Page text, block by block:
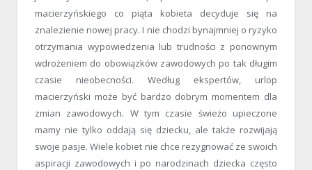
macierzyńskiego co piąta kobieta decyduje się na
znalezienie nowej pracy. I nie chodzi bynajmniej o ryzyko
otrzymania wypowiedzenia lub trudności z ponownym
wdrożeniem do obowiązków zawodowych po tak długim
czasie nieobecności. Według ekspertów, urlop
macierzyński może być bardzo dobrym momentem dla
zmian zawodowych. W tym czasie świeżo upieczone
mamy nie tylko oddają się dziecku, ale także rozwijają
swoje pasje. Wiele kobiet nie chce rezygnować ze swoich
aspiracji zawodowych i po narodzinach dziecka często